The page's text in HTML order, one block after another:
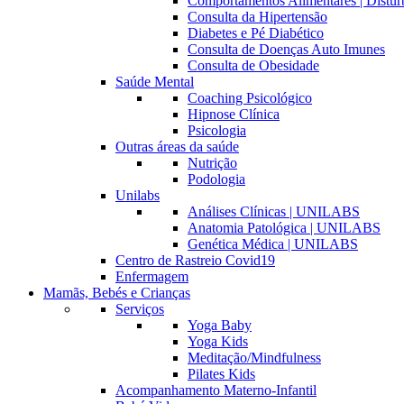
Consulta da Hipertensão
Diabetes e Pé Diabético
Consulta de Doenças Auto Imunes
Consulta de Obesidade
Saúde Mental
Coaching Psicológico
Hipnose Clínica
Psicologia
Outras áreas da saúde
Nutrição
Podologia
Unilabs
Análises Clínicas | UNILABS
Anatomia Patológica | UNILABS
Genética Médica | UNILABS
Centro de Rastreio Covid19
Enfermagem
Mamãs, Bebés e Crianças
Serviços
Yoga Baby
Yoga Kids
Meditação/Mindfulness
Pilates Kids
Acompanhamento Materno-Infantil